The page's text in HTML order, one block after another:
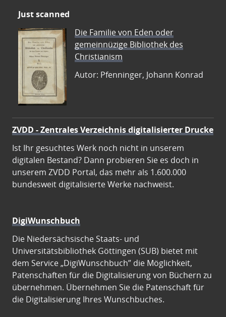
Just scanned
Die Familie von Eden oder
gemeinnüzige Bibliothek des
Christianism
Autor: Pfenninger, Johann Konrad
ZVDD - Zentrales Verzeichnis digitalisierter Drucke
Ist Ihr gesuchtes Werk noch nicht in unserem
digitalen Bestand? Dann probieren Sie es doch in
unserem ZVDD Portal, das mehr als 1.600.000
bundesweit digitalisierte Werke nachweist.
DigiWunschbuch
Die Niedersächsische Staats- und
Universitätsbibliothek Göttingen (SUB) bietet mit
dem Service „DigiWunschbuch” die Möglichkeit,
Patenschaften für die Digitalisierung von Büchern zu
übernehmen. Übernehmen Sie die Patenschaft für
die Digitalisierung Ihres Wunschbuches.